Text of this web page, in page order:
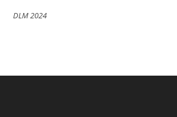
DLM 2024